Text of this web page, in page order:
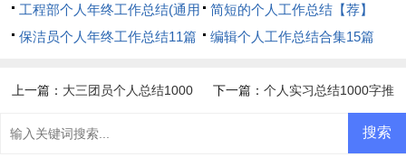
篇)工程部个人年终工作总结(通用
15篇)
简短的个人工作总结【荐】
保洁员个人年终工作总结11篇
编辑个人工作总结合集15篇
上一篇： 大三团员个人总结1000
下一篇： 个人实习总结1000字推